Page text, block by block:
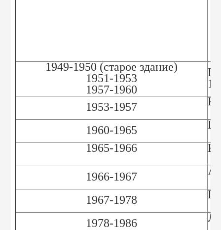
1949-1950 (старое здание)
1951-1953
1957-1960
1953-1957
1960-1965
1965-1966
1966-1967
1967-1978
1978-1986